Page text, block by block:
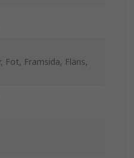
Fot, Framsida, Fläns,